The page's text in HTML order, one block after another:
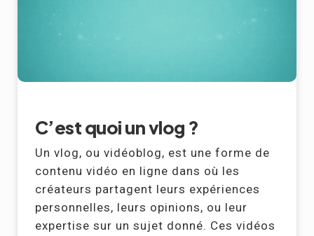
C’est quoi un vlog ?
Un vlog, ou vidéoblog, est une forme de
contenu vidéo en ligne dans où les
créateurs partagent leurs expériences
personnelles, leurs opinions, ou leur
expertise sur un sujet donné. Ces vidéos